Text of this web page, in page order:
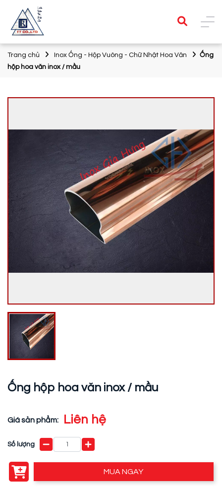
Trang chủ Inox Ống - Hộp Vuông - Chữ Nhật Hoa Văn
Ống
hộp hoa văn inox / mầu
Ống hộp hoa văn inox / mầu
Giá sản phẩm: Liên hệ
Số lượng
MUA NGAY